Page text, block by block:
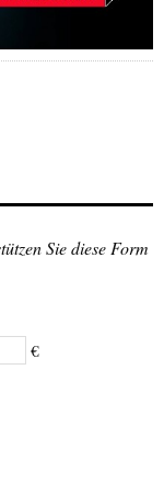
Sie diese Form
€